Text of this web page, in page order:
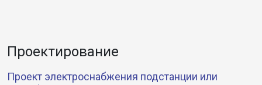
Проектирование
Проект электроснабжения подстанции или